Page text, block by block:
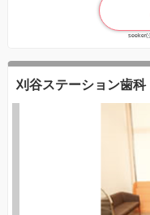
seeker(
刈谷ステーション歯科